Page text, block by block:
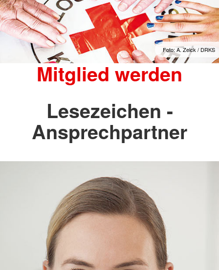
Foto: A. Zelck / DRKS
Mitglied werden
Lesezeichen -
Ansprechpartner